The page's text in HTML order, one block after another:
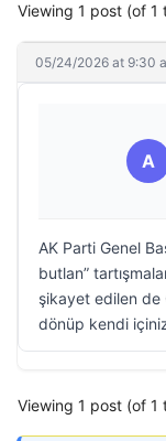
Viewing 1 post (of 1
05/24/2026 at 9:30
A
AK Parti Genel
butlan”
şikayet edilen de
dönüp kendi
Viewing 1 post (of 1